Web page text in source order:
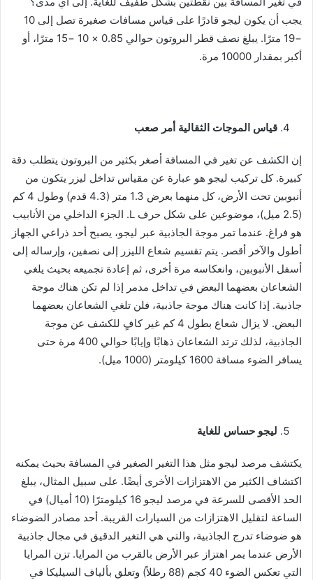
يجب أن يكون ليجو قادرًا على قياس مسافات صغيرة تصل إلى 10
−19 مترًا. يبلغ نصف قطر البروتون حوالي 0.85 × 10 −15 مترًا، أو
أكبر بمقدار 10000 مرة.
قياس الموجات الثقالية أمر صعب
إن الكشف عن تغير في المسافة أصغر بكثير من البروتون يتطلب دقة
كبيرة. كل تركيب ليجو هو عبارة عن مقياس تداخل ليزر يتكون من
أنبوبين تحت الأرض، كل منهما بعرض 1.3 متر (4.3 قدم) وطول 4 كم
(2.5 ميل)، موضوعين على شكل حرف L. الجزء الداخلي من الأنابيب
هو فراغ. عندما تمر موجة الجاذبية عبر ليجو، يصبح أحد ذراعي الجهاز
أطول والآخر أقصر. يتم تقسيم شعاع الليزر إلى نصفين، وإرساله إلى
أسفل الأنبوبين، وانعكاسه مرة أخرى، ثم إعادة تجميعه بحيث يلغي
الشعاعان بعضهما البعض في تداخل مدمر إذا لم تكن هناك موجة
جاذبية. إذا كانت هناك موجة جاذبية، فلن تلغي الشعاعان بعضهما
البعض. لا يزال شعاع بطول 4 كم غير كافٍ للكشف عن موجة
الجاذبية، لذلك ترتد الشعاعان ذهابًا وإيابًا حوالي 400 مرة حتى
يسافر الضوء مسافة 1600 كيلومتر (1000 ميل).
ليجو حساس للغاية
يكتشف مرصد ليجو مثل هذا التغير الصغير في المسافة بحيث يمكنه
اكتشاف الكثير من الاهتزازات الأخرى أيضًا. على سبيل المثال، يبلغ
الحد الأقصى للسرعة في مرصد ليجو 16 كيلومترًا (10 أميال) في
الساعة لتقليل الاهتزازات من السيارات القريبة. أحد مصادر الضوضاء
هو ضوضاء تدرج الجاذبية، والتي هي التغير الدقيق في مجال جاذبية
الأرض عندما يمر اهتزاز عبر الأرض بالقرب من المرايا. تزن المرايا
التي تعكس الضوء 40 كجم (88 رطلاً) وتعلق بألياف السيليكا في